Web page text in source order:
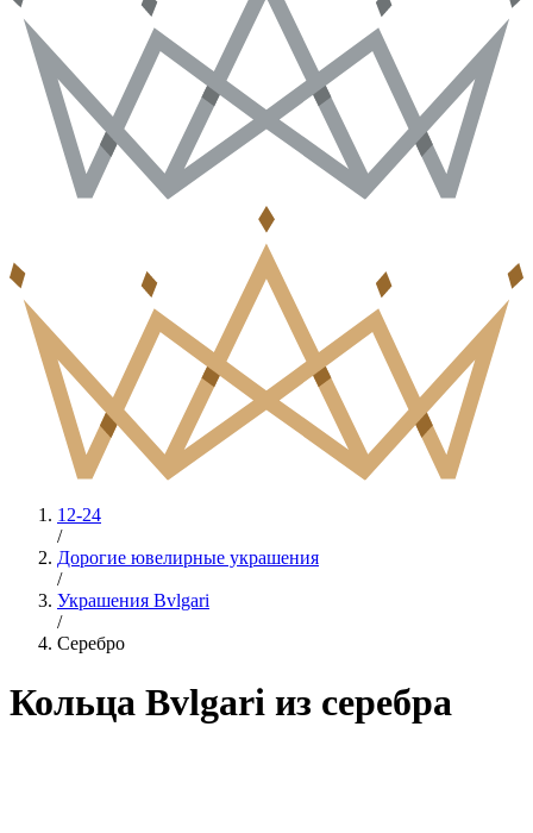
12-24
/
Дорогие ювелирные украшения
/
Украшения Bvlgari
/
Серебро
Кольца Bvlgari из серебра